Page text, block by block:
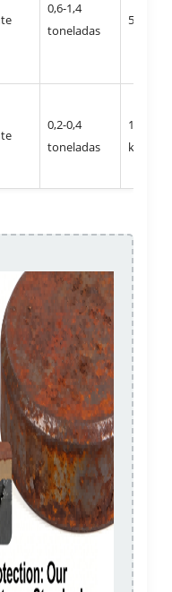
0,6-1,4
toneladas
50-160
0,2-0,4
toneladas
120-300
kA/m